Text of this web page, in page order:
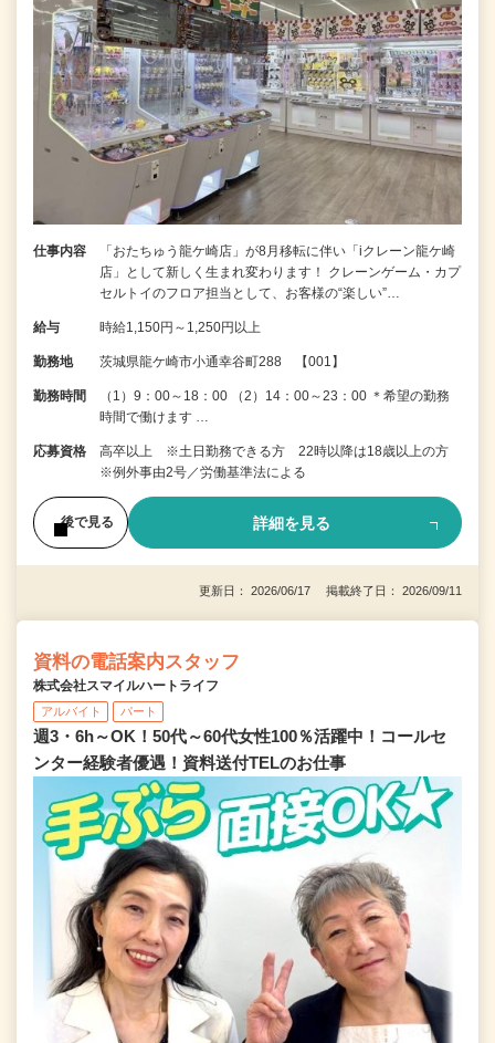
仕事内容
「おたちゅう龍ケ崎店」が8月移転に伴い「iクレーン龍ケ崎
店」として新しく生まれ変わります！ クレーンゲーム・カプ
セルトイのフロア担当として、お客様の“楽しい”…
給与 時給1,150円～1,250円以上
勤務地 茨城県龍ケ崎市小通幸谷町288 【001】
勤務時間
（1）9：00～18：00 （2）14：00～23：00 ＊希望の勤務
時間で働けます …
応募資格
高卒以上 ※土日勤務できる方 22時以降は18歳以上の方
※例外事由2号／労働基準法による
後で見る 詳細を見る
更新日： 2026/06/17 掲載終了日： 2026/09/11
資料の電話案内スタッフ
株式会社スマイルハートライフ
アルバイト パート
週3・6h～OK！50代～60代女性100％活躍中！コールセ
ンター経験者優遇！資料送付TELのお仕事